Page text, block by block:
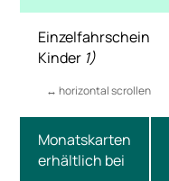
Einzelfahrschein
Kinder 1)
Monatskarten
erhältlich bei